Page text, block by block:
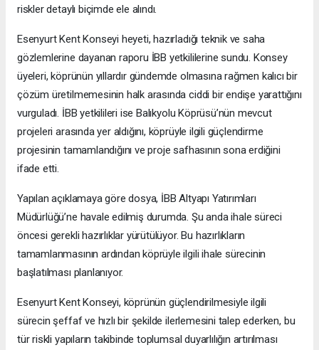
riskler detaylı biçimde ele alındı.
Esenyurt Kent Konseyi heyeti, hazırladığı teknik ve saha
gözlemlerine dayanan raporu İBB yetkililerine sundu. Konsey
üyeleri, köprünün yıllardır gündemde olmasına rağmen kalıcı bir
çözüm üretilmemesinin halk arasında ciddi bir endişe yarattığını
vurguladı. İBB yetkilileri ise Balıkyolu Köprüsü’nün mevcut
projeleri arasında yer aldığını, köprüyle ilgili güçlendirme
projesinin tamamlandığını ve proje safhasının sona erdiğini
ifade etti.
Yapılan açıklamaya göre dosya, İBB Altyapı Yatırımları
Müdürlüğü’ne havale edilmiş durumda. Şu anda ihale süreci
öncesi gerekli hazırlıklar yürütülüyor. Bu hazırlıkların
tamamlanmasının ardından köprüyle ilgili ihale sürecinin
başlatılması planlanıyor.
Esenyurt Kent Konseyi, köprünün güçlendirilmesiyle ilgili
sürecin şeffaf ve hızlı bir şekilde ilerlemesini talep ederken, bu
tür riskli yapıların takibinde toplumsal duyarlılığın artırılması